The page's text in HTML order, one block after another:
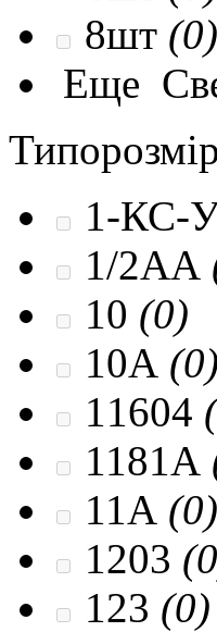
8шт (0)
Еще
Типорозмір
1-КС-
1/2AA
10 (0)
10A (0)
11604
1181A
11A (0)
1203
123 (0)